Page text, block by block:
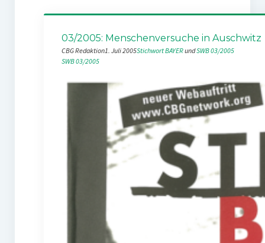
03/2005: Menschenversuche in Auschwitz
CBG Redaktion1. Juli 2005Stichwort BAYER und SWB 03/2005
SWB 03/2005